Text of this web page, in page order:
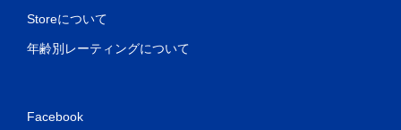
Storeについて
年齢別レーティングについて
Facebook